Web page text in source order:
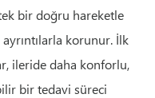
tek bir doğru hareketle
korunur. İlk
ileride daha konforlu,
bir tedavi süreci